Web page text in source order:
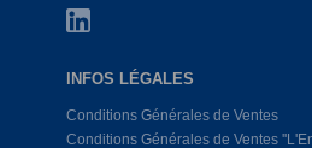
INFOS LÉGALES
Conditions Générales de Ventes
Conditions Générales de Ventes